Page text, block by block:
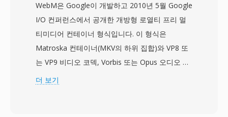
생성합니다. 이 압축 수준은 1x 속도 CD-ROM 드
라이브의 데이터 처리량에 맞추기 위해 특별히 선
택되었으며, 1990년대 초 소비자에게 디지털 비디
오를 가져다 준 Video CD 형식을 가능하게 했습니
다. 오디오 구성 요소, 특히 Layer III(MP3)는 역사
상 가장 영향력 있는 오디오 형식이 되었습니다.
WebM은 Google이 개발하고 2010년 5월 Google
I/O 컨퍼런스에서 공개한 개방형 로열티 프리 멀
티미디어 컨테이너 형식입니다. 이 형식은
Matroska 컨테이너(MKV의 하위 집합)와 VP8 또
는 VP9 비디오 코덱, Vorbis 또는 Opus 오디오 코
덱을 결합하여, 웹 사용을 위해 특별히 설계된 완
더 보기